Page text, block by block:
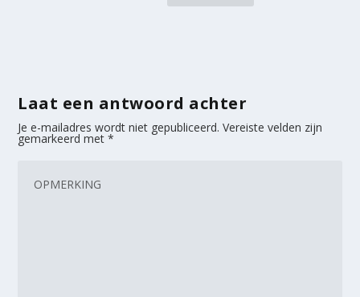
Laat een antwoord achter
Je e-mailadres wordt niet gepubliceerd. Vereiste velden zijn
gemarkeerd met*